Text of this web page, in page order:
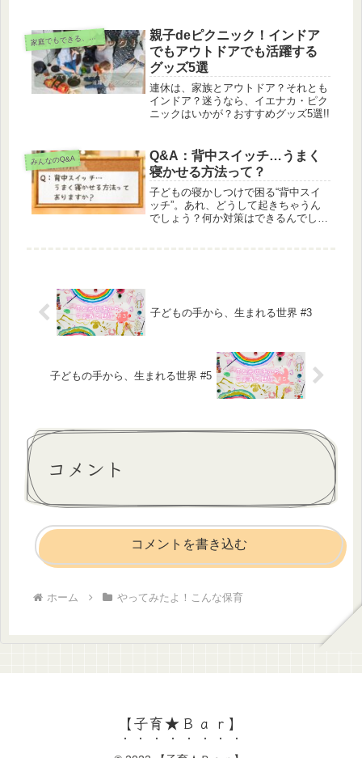
ょうか？少しでも子どもたちの主体性
を引き出そうと工夫した事例について
お話しします。
家 庭でもできる、子どもとの関わり方
親子deピクニック！インドア
でもアウトドアでも活躍する
グッズ5選
連休は、家族とアウトドア？それとも
インドア？迷うなら、イエナカ・ピク
ニックはいかが？おすすめグッズ5選!!
みんなのQ&A
Q&A：背中スイッチ…うまく
寝かせる方法って？
子どもの寝かしつけで困る“背中スイ
ッチ”。あれ、どうして起きちゃうん
でしょう？何か対策はできるんでしょ
子どもの手から、生まれる世界 #3
子どもの手から、生まれる世界 #5
コメント
コメントを書き込む
ホーム やってみたよ！こんな保育
【子育★Ｂａｒ】